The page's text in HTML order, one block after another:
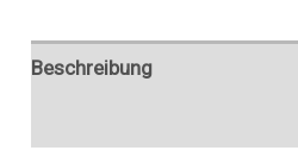
Beschreibung